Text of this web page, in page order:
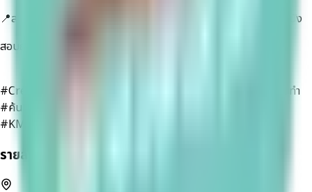
📍สถานที่เรียน: สถาบันเทคโนโลยีพระจอมเกล้าเจ้าคุณทหารลาดกระบัง
สอบถาม LINE: @showmeugot โทร: 099-442-6491
#Crewcamp2026 #สร้างสรรค์อีเวนต์ #เด็กอีเวนต์ #ช่างคิดช่างทำ
#ค้นหาตัวเอง #ค่ายบริหาร #Portfolio #showmeugotcamp
#KMITL
รายละเอียด